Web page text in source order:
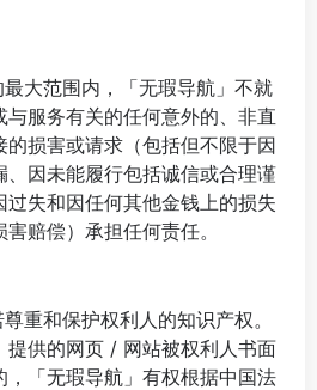
大范围内，「无瑕导航」不就
与服务有关的任何意外的、非直
损害或请求（包括但不限于因
、因未能履行包括诚信或合理谨
失和因任何其他金钱上的损失
赔偿）承担任何责任。
重和保护权利人的知识产权。
提供的网页 / 网站被权利人书面
，「无瑕导航」有权根据中国法